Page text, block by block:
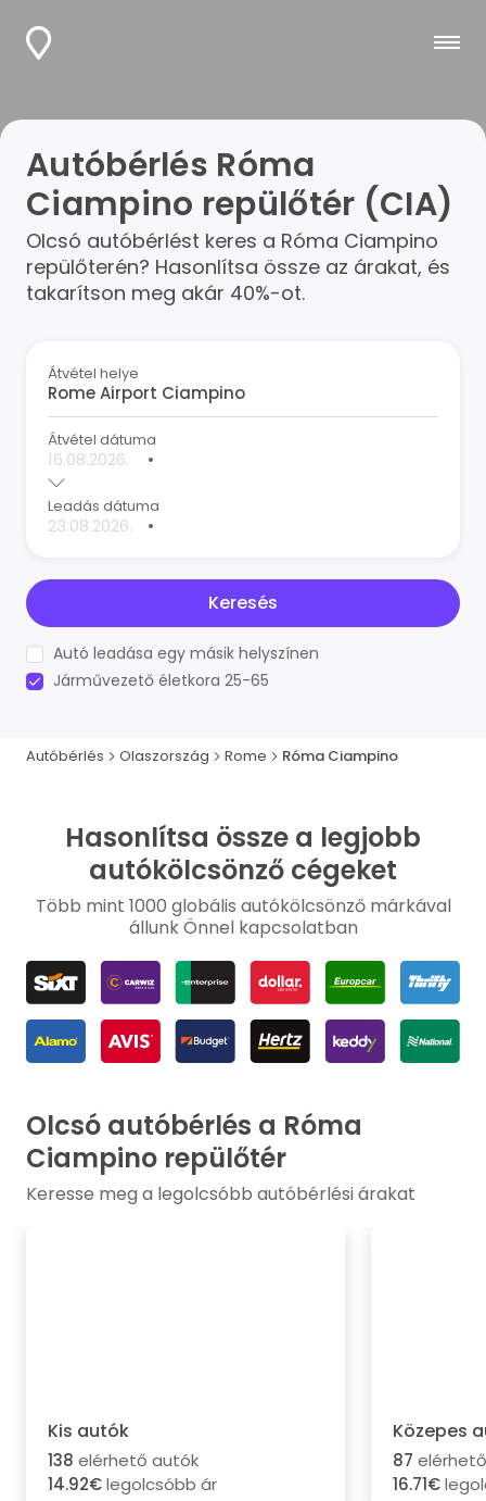
Autóbérlés Róma
Ciampino repülőtér (CIA)
Olcsó autóbérlést keres a Róma Ciampino
repülőterén? Hasonlítsa össze az árakat, és
takarítson meg akár 40%-ot.
Átvétel helye
Átvétel dátuma
•
Leadás dátuma
•
Keresés
Autó leadása egy másik helyszínen
Járművezető életkora 25-65
Autóbérlés Olaszország Rome Róma Ciampino
Hasonlítsa össze a legjobb
autókölcsönző cégeket
Több mint 1000 globális autókölcsönző márkával
állunk Önnel kapcsolatban
Olcsó autóbérlés a Róma
Ciampino repülőtér
Keresse meg a legolcsóbb autóbérlési árakat
Kis autók
138 elérhető autók
14.92€legolcsóbb ár
Közepes
87
16.71€